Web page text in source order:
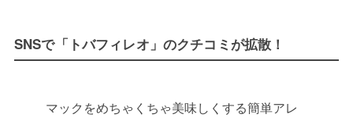
SNSで「トバフィレオ」のクチコミが拡散！
マックをめちゃくちゃ美味しくする簡単アレ